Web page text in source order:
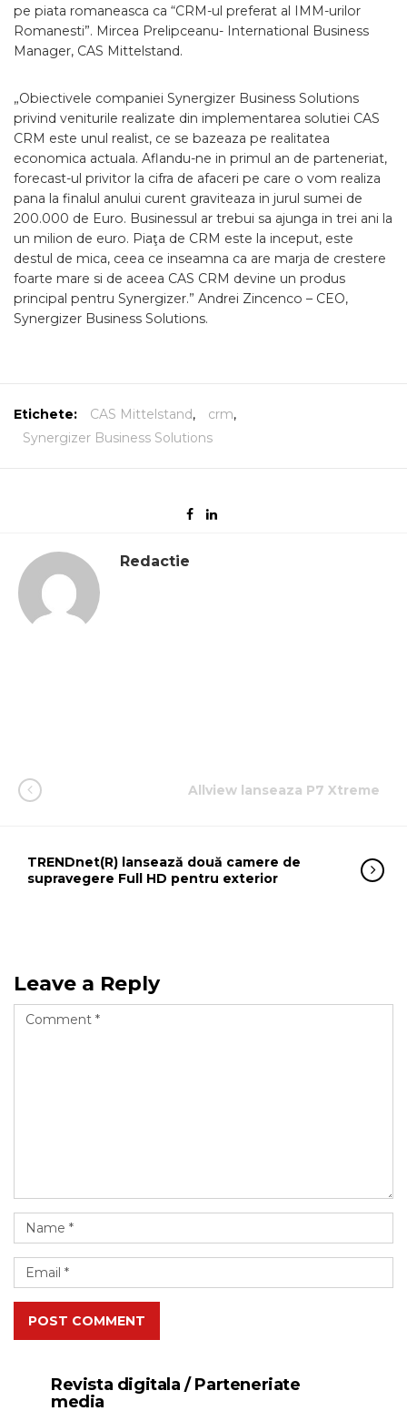
pe piata romaneasca ca “CRM-ul preferat al IMM-urilor
Romanesti”. Mircea Prelipceanu- International Business
Manager, CAS Mittelstand.
„Obiectivele companiei Synergizer Business Solutions
privind veniturile realizate din implementarea solutiei CAS
CRM este unul realist, ce se bazeaza pe realitatea
economica actuala. Aflandu-ne in primul an de parteneriat,
forecast-ul privitor la cifra de afaceri pe care o vom realiza
pana la finalul anului curent graviteaza in jurul sumei de
200.000 de Euro. Businessul ar trebui sa ajunga in trei ani la
un milion de euro. Piaţa de CRM este la inceput, este
destul de mica, ceea ce inseamna ca are marja de crestere
foarte mare si de aceea CAS CRM devine un produs
principal pentru Synergizer.” Andrei Zincenco – CEO,
Synergizer Business Solutions.
Etichete: CAS Mittelstand, crm,
Synergizer Business Solutions
Redactie
Allview lanseaza P7 Xtreme
TRENDnet(R) lansează două camere de
supravegere Full HD pentru exterior
Leave a Reply
POST COMMENT
Revista digitala / Parteneriate
media